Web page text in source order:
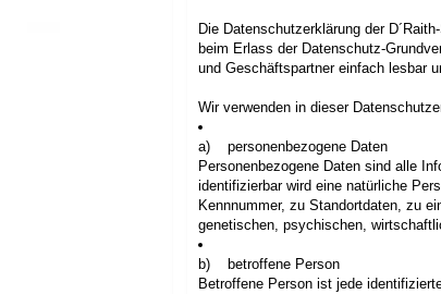
Die Datenschutzerklärung der
beim Erlass der Datenschutz-
und Geschäftspartner einfach lesbar
Wir verwenden in dieser
a) personenbezogene Daten
Personenbezogene Daten sind alle
identifizierbar wird eine natürliche
Kennnummer, zu Standortdaten, zu
genetischen, psychischen,
b) betroffene Person
Betroffene Person ist jede